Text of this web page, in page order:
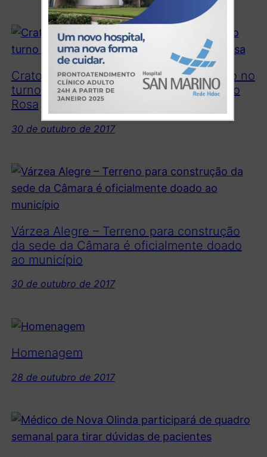
Crato/CE- Postos de Saúde funcionarão no
turno da noite em campanha de Outubro
Rosa
30 de outubro de 2017
Várzea Alegre – Terreno para construção
da sede da Câmara é oficialmente doado
ao município
30 de outubro de 2017
Homenagem
28 de outubro de 2017